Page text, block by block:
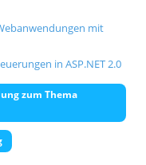
mit
in ASP.NET 2.0
zum Thema